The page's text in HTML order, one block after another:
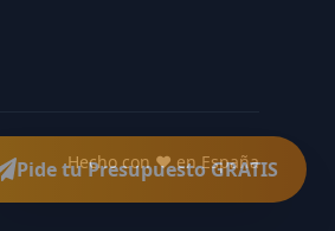
Pide tu Presupuesto GRATIS
Hecho con ❤️ en España